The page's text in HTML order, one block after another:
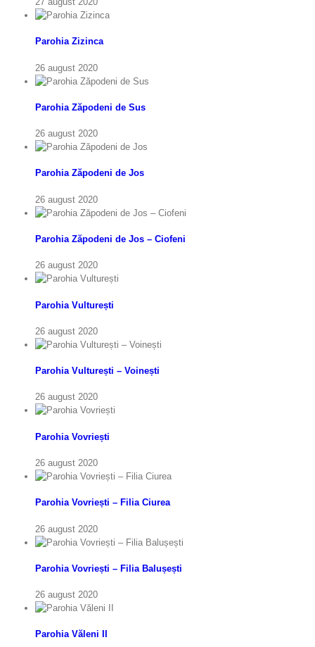
Parohia Zizinca
26 august 2020
Parohia Zăpodeni de Sus
26 august 2020
Parohia Zăpodeni de Jos
26 august 2020
Parohia Zăpodeni de Jos – Ciofeni
26 august 2020
Parohia Vulturești
26 august 2020
Parohia Vulturești – Voinești
26 august 2020
Parohia Vovriești
26 august 2020
Parohia Vovriești – Filia Ciurea
26 august 2020
Parohia Vovriești – Filia Balușești
26 august 2020
Parohia Văleni II